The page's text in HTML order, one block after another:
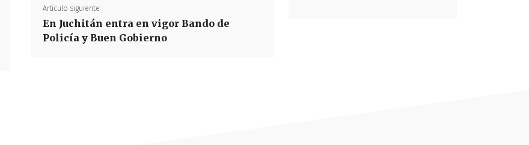
Artículo siguiente
En Juchitán entra en vigor Bando de
Policía y Buen Gobierno